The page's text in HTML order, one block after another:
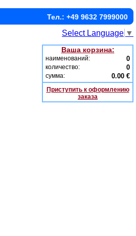
Тел.: +49 9632 7999000
Select Language ▼
Ваша корзина:
наименований: 0
количество: 0
сумма: 0.00 €
Приступить к оформлению
заказа